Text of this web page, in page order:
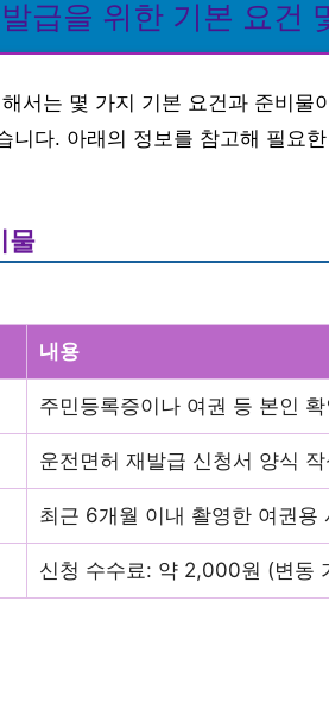
급을 위한 기본 요건
서는 몇 가지 기본 요건과 준비물
니다. 아래의 정보를 참고해 필요
물
내용
주민등록증이나 여권 등 본인
운전면허 재발급 신청서 양식 작
최근 6개월 이내 촬영한 여권용
신청 수수료: 약 2,000원 (변동